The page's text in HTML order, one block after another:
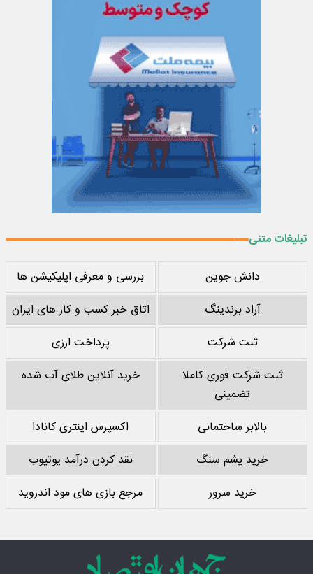
تبلیغات متنی
دانش جوین
بررسی و معرفی اپلیکیشن ها
آراد برندینگ
اتاق خبر کسب و کار های ایران
ثبت شرکت
پرداخت ارزی
ثبت شرکت فوری کاملا
تضمینی
خرید آنلاین طلای آب شده
بالابر ساختمانی
اکسپرس اینتری کانادا
خرید پشم سنگ
نقد کردن درآمد یوتیوب
خرید سرور
مرجع بازی های مود اندروید